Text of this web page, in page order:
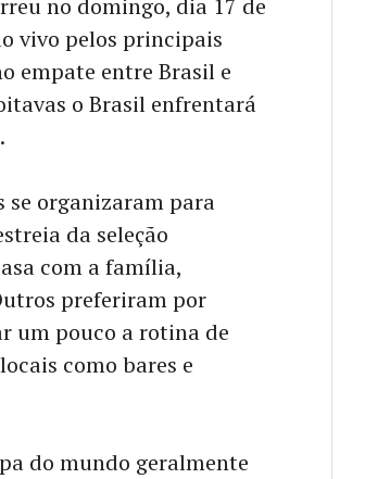
no domingo, dia 17 de
vivo pelos principais
empate entre Brasil e
o Brasil enfrentará
se organizaram para
da seleção
com a família,
preferiram por
um pouco a rotina de
como bares e
do mundo geralmente